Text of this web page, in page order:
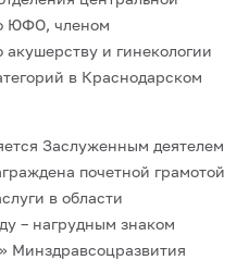
ЮФО, членом
и гинекологии
в Краснодарском
Заслуженным деятелем
почетной грамотой
в области
– нагрудным знаком
Минздравсоцразвития